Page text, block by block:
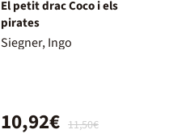
El petit drac Coco i els
pirates
Siegner, Ingo
11,50€
10,92€